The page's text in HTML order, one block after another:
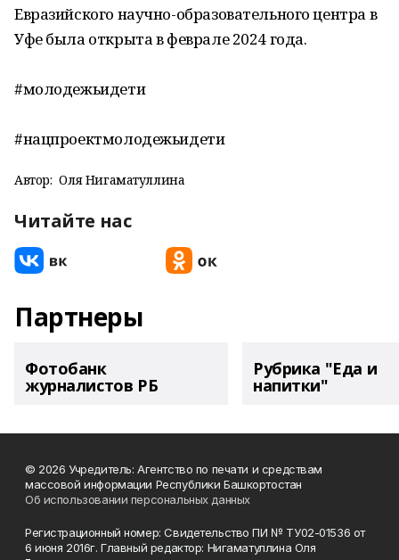
Евразийского научно-образовательного центра в
Уфе была открыта в феврале 2024 года.
#молодежьидети
#нацпроектмолодежьидети
Автор: Оля Нигаматуллина
Читайте нас
Партнеры
Фотобанк
журналистов РБ
Рубрика "Еда и
напитки"
© 2026 Учредитель: Агентство по печати и средствам
массовой информации Республики Башкортостан
Об использовании персональных данных
Регистрационный номер: Свидетельство ПИ № ТУ02-01536 от
6 июня 2016г. Главный редактор: Нигаматуллина Оля